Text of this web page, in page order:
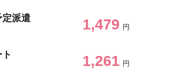
定派遣
1,479 円
1,261 円